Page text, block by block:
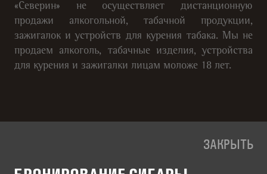
«Северин» не осуществляет дистанционную
продажи алкогольной, табачной продукции,
зажигалок и устройств для курения табака. Мы не
продаем алкоголь, табачные изделия, устройства
для курения и зажигалки лицам моложе 18 лет.
ЗАКРЫТЬ